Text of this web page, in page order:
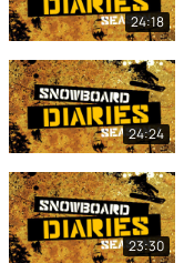
24:18
24:24
23:30